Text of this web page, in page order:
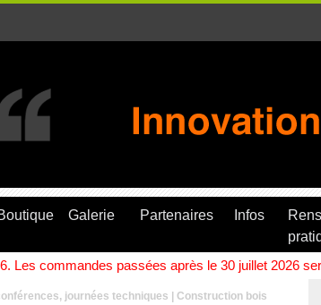
Galerie Partenaires Infos
Les commandes passées après le 30 juillet 2026
journées techniques | Construction bois